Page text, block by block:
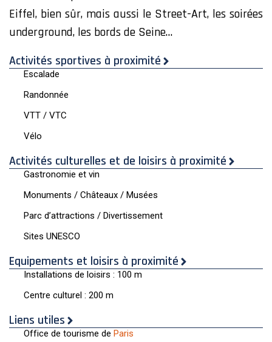
Eiffel, bien sûr, mais aussi le Street-Art, les soirées
underground, les bords de Seine…
Activités sportives à proximité
Escalade
Randonnée
VTT / VTC
Vélo
Activités culturelles et de loisirs à proximité
Gastronomie et vin
Monuments / Châteaux / Musées
Parc d’attractions / Divertissement
Sites UNESCO
Equipements et loisirs à proximité
Installations de loisirs : 100 m
Centre culturel : 200 m
Liens utiles
Office de tourisme de Paris